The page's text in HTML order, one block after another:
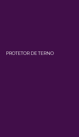
PROTETOR DE TERNO